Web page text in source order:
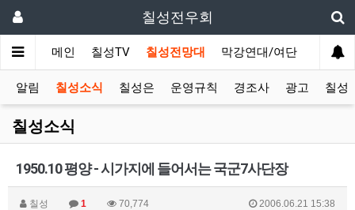
칠성전우회
메인 칠성TV 칠성전망대 막강연대/여단 사단
알림 칠성소식 칠성은 운영규칙 경조사 광고 칠성
칠성소식
1950.10 평양 - 시가지에 들어서는 국군7사단장
칠성 1 70,774 2006.06.21 15:38